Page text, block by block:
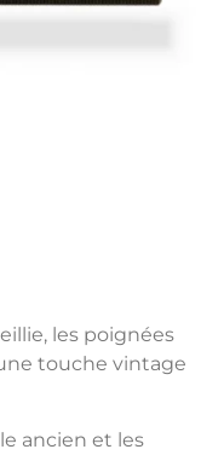
les poignées
touche vintage
ancien et les